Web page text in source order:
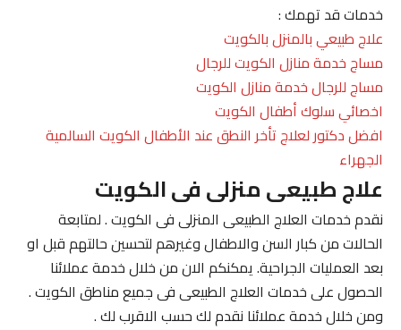
خدمات قد تهمك :
علاج طبيعي بالمنزل بالكويت
مساج خدمة منازل الكويت للرجال
مساج للرجال خدمة منازل الكويت
اخصائي سلوك أطفال الكويت
افضل دكتور لعلاج تأخر النطق عند الأطفال الكويت السالمية
الجهراء
علاج طبيعى منزلى فى الكويت
نقدم خدمات العلاج الطبيعى المنزلى فى الكويت . لمتابعة
الحالات من كبار السن والاطفال وغيرهم لتحسين حالتهم قبل او
بعد العمليات الجراحية. يمكنكم الان من خلال خدمة عملائنا
الحصول على خدمات العلاج الطبيعى فى جميع مناطق الكويت .
ومن خلال خدمة عملائنا نقدم لك حسب الاقرب لك .